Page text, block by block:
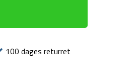
100 dages returret